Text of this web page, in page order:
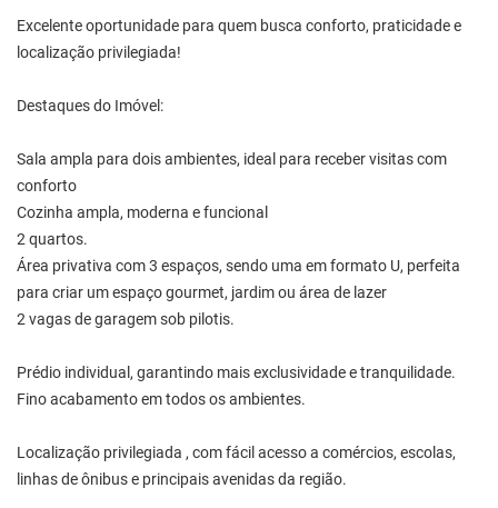
Excelente oportunidade para quem busca conforto, praticidade e
localização privilegiada!
Destaques do Imóvel:
Sala ampla para dois ambientes, ideal para receber visitas com
conforto
Cozinha ampla, moderna e funcional
2 quartos.
Área privativa com 3 espaços, sendo uma em formato U, perfeita
para criar um espaço gourmet, jardim ou área de lazer
2 vagas de garagem sob pilotis.
Prédio individual, garantindo mais exclusividade e tranquilidade.
Fino acabamento em todos os ambientes.
Localização privilegiada , com fácil acesso a comércios, escolas,
linhas de ônibus e principais avenidas da região.